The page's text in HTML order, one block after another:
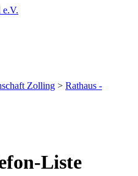
e.V.
Zolling > Rathaus -
Liste